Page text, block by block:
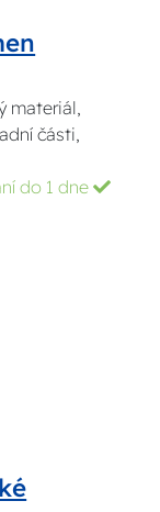
materiál,
části,
do 1 dne